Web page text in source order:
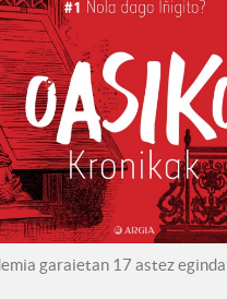
garaietan 17 astez